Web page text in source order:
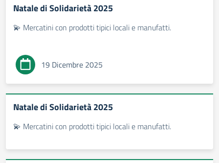
Natale di Solidarietà 2025
💫 Mercatini con prodotti tipici locali e manufatti.
19 Dicembre 2025
Natale di Solidarietà 2025
💫 Mercatini con prodotti tipici locali e manufatti.